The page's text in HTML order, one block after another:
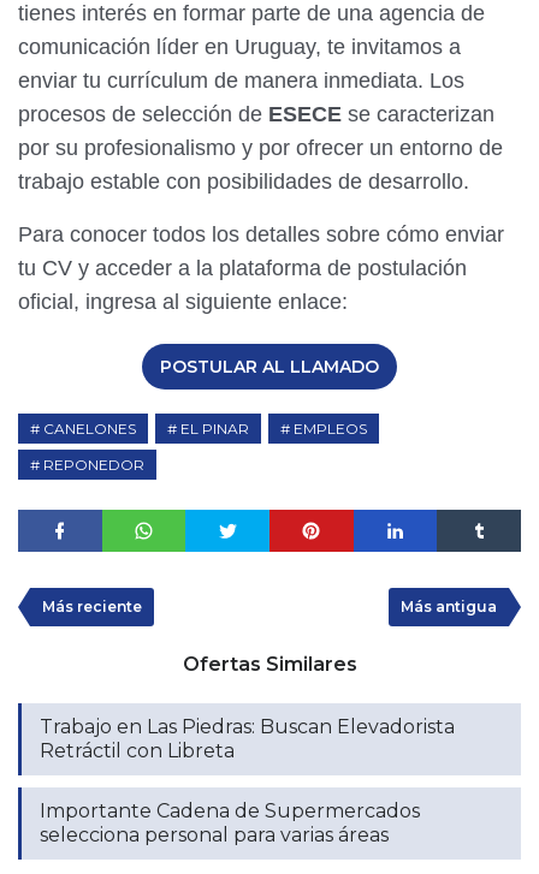
tienes interés en formar parte de una agencia de
comunicación líder en Uruguay, te invitamos a
enviar tu currículum de manera inmediata. Los
procesos de selección de ESECE se caracterizan
por su profesionalismo y por ofrecer un entorno de
trabajo estable con posibilidades de desarrollo.
Para conocer todos los detalles sobre cómo enviar
tu CV y acceder a la plataforma de postulación
oficial, ingresa al siguiente enlace:
POSTULAR AL LLAMADO
CANELONES EL PINAR
EMPLEOS
REPONEDOR
Más reciente Más antigua
Ofertas Similares
Trabajo en Las Piedras: Buscan Elevadorista
Retráctil con Libreta
Importante Cadena de Supermercados
selecciona personal para varias áreas